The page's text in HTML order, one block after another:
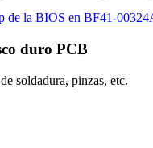
duro PCB
soldadura, pinzas, etc.